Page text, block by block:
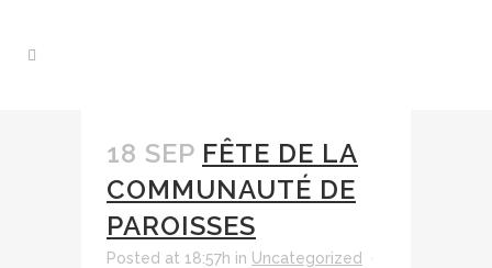
18 SEP FÊTE DE LA
COMMUNAUTÉ DE
PAROISSES
Posted at 18:57h in Uncategorized